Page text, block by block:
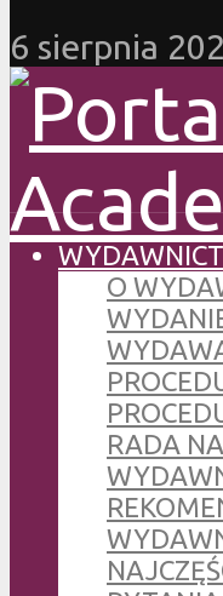
6 sierpnia
O
RADA